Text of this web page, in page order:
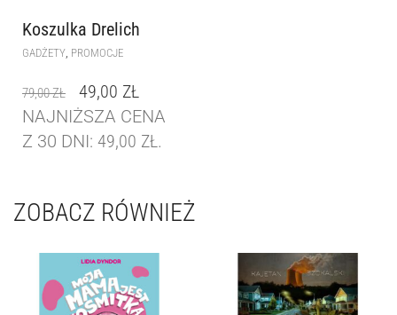
Koszulka Drelich
GADŻETY PROMOCJE
79,00ZŁ 49,00 ZŁ
NAJNIŻSZA CENA
Z 30 DNI: 49,00 ZŁ.
ZOBACZ RÓWNIEŻ